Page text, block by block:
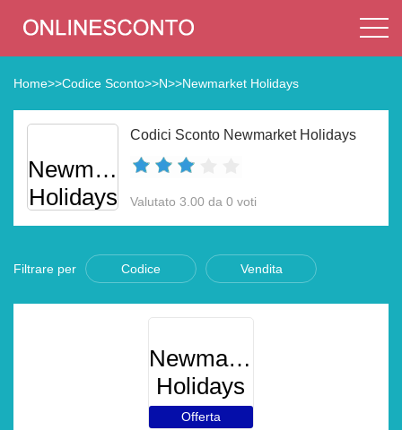
Home>>Codice Sconto>>N>>Newmarket Holidays
Newmarket
Holidays
Codici Sconto Newmarket Holidays
Valutato 3.00 da 0 voti
Filtrare per Codice Vendita
Newmarket
Holidays
Offerta